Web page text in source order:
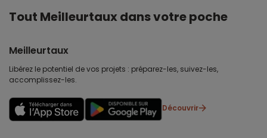
Tout Meilleurtaux dans votre poche
Meilleurtaux
Libérez le potentiel de vos projets : préparez-les, suivez-les,
accomplissez-les.
Découvrir